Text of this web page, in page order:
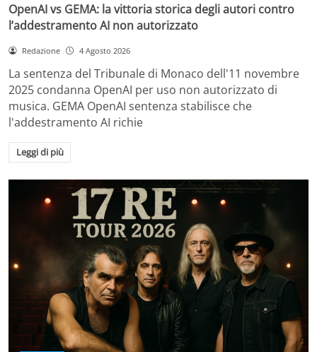
OpenAI vs GEMA: la vittoria storica degli autori contro
l’addestramento AI non autorizzato
Redazione 4 Agosto 2026
La sentenza del Tribunale di Monaco dell'11 novembre
2025 condanna OpenAI per uso non autorizzato di
musica. GEMA OpenAI sentenza stabilisce che
l'addestramento AI richie
Leggi di più